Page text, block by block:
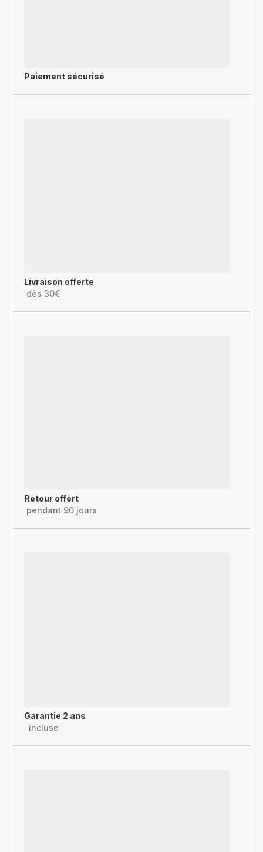
Paiement sécurisé
Livraison offerte
dès 30€
Retour offert
pendant 90 jours
Garantie 2 ans
incluse